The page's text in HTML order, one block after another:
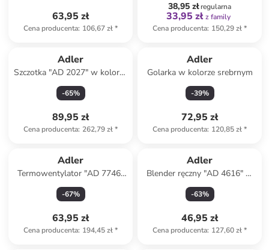
63,95 zł
Cena producenta: 106,67 zł*
38,95 złregularna
33,95 zł z family
Cena producenta: 150,29 zł*
Adler
Szczotka "AD 2027" w kolorze
biało-jasnoróżowym do loków
-65%
89,95 zł
Cena producenta: 262,79 zł*
Adler
Golarka w kolorze srebrnym
-39%
72,95 zł
Cena producenta: 120,85 zł*
Adler
Termowentylator "AD 7746"
w kolorze białym
-67%
63,95 zł
Cena producenta: 194,45 zł*
Adler
Blender ręczny "AD 4616" w
kolorze biało-beżowym
-63%
46,95 zł
Cena producenta: 127,60 zł*